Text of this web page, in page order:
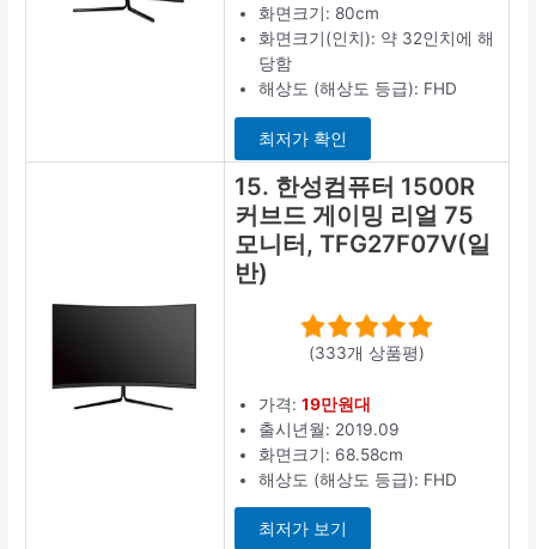
화면크기: 80cm
화면크기(인치): 약 32인치에 해
당함
해상도 (해상도 등급): FHD
최저가 확인
15. 한성컴퓨터 1500R
커브드 게이밍 리얼 75
모니터, TFG27F07V(일
반)
(333개 상품평)
가격:19만원대
출시년월: 2019.09
화면크기: 68.58cm
해상도 (해상도 등급): FHD
최저가 보기